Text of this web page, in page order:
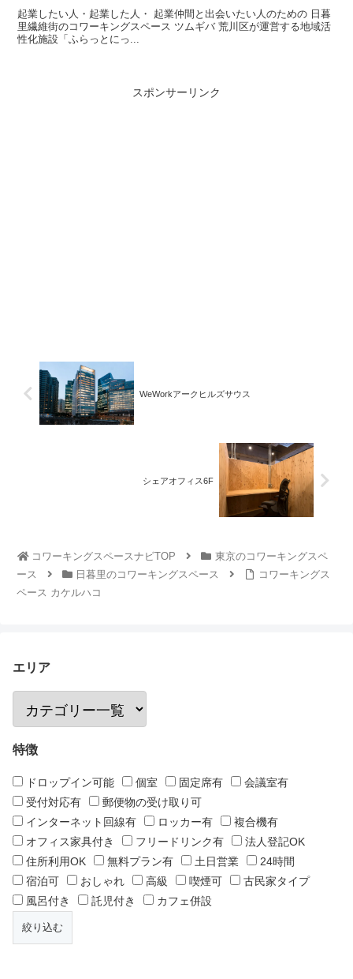
起業したい人・起業した人・ 起業仲間と出会いたい人のための 日暮
里繊維街のコワーキングスペース ツムギバ 荒川区が運営する地域活
性化施設「ふらっとにっ...
スポンサーリンク
WeWorkアークヒルズサウス
シェアオフィス6F
コワーキングスペースナビTOP
東京のコワーキングスペ
ース
日暮里のコワーキングスペース
コワーキングス
ペース カケルハコ
エリア
特徴
ドロップイン可能 個室 固定席有
会議室有
受付対応有
郵便物の受け取り可
インターネット回線有
ロッカー有
複合機有
オフィス家具付き
フリードリンク有
法人登記OK
住所利用OK
無料プラン有 土日営業
24時間
宿泊可
おしゃれ 高級 喫煙可
古民家タイプ
風呂付き
託児付き カフェ併設